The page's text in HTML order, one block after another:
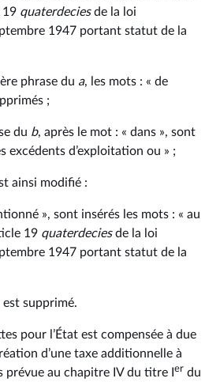
19 quaterdeciesde la loi
1947 portant statut de la
phrase du a, les mots : « de
;
du b, après le mot : « dans », sont
excédents d’exploitation ou » ;
ainsi modifié :
», sont insérés les mots : « au
19 quaterdeciesde la loi
1947 portant statut de la
est supprimé.
pour l’État est compensée à due
d’une taxe additionnelle à
prévue au chapitre IV du titre I er du